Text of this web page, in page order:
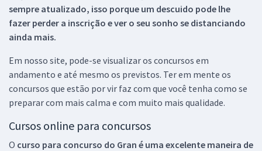
sempre atualizado, isso porque um descuido pode lhe
fazer perder a inscrição e ver o seu sonho se distanciando
ainda mais.
Em nosso site, pode-se visualizar os concursos em
andamento e até mesmo os previstos. Ter em mente os
concursos que estão por vir faz com que você tenha como se
preparar com mais calma e com muito mais qualidade.
Cursos online para concursos
O curso para concurso do Gran é uma excelente maneira de